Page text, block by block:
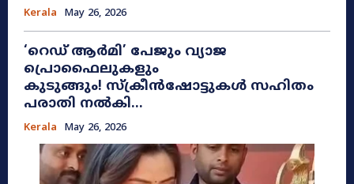
Kerala May 26, 2026
​‘റെഡ് ആർമി’ പേജും വ്യാജ
പ്രൊഫൈലുകളും
കുടുങ്ങും! സ്ക്രീൻഷോട്ടുകൾ സഹിതം
പരാതി നൽകി...
Kerala May 26, 2026